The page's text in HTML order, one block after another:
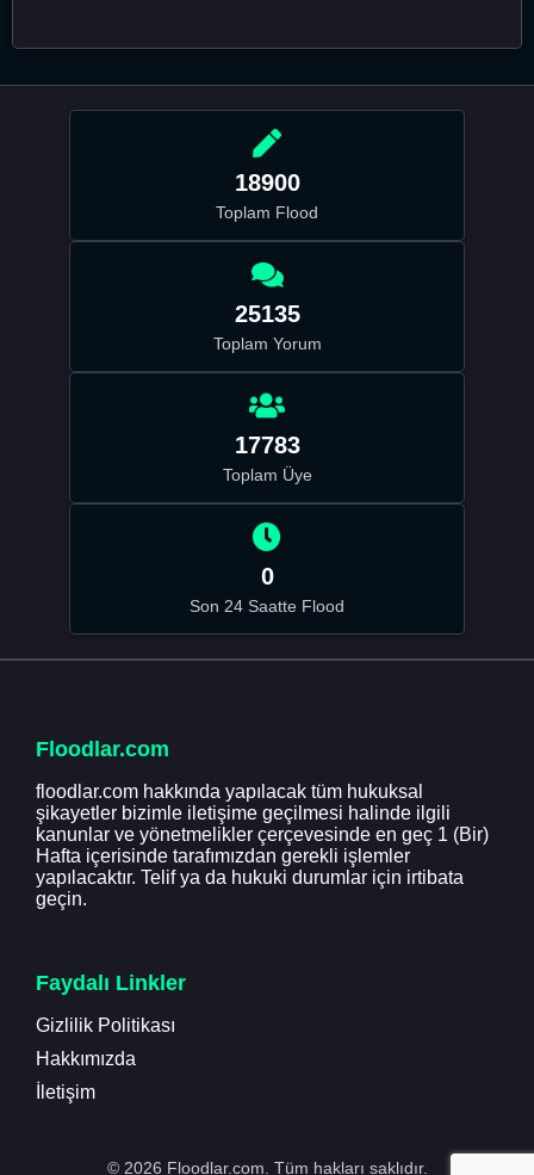
18900
Toplam Flood
25135
Toplam Yorum
17783
Toplam Üye
0
Son 24 Saatte Flood
Floodlar.com
floodlar.com hakkında yapılacak tüm hukuksal
şikayetler bizimle iletişime geçilmesi halinde ilgili
kanunlar ve yönetmelikler çerçevesinde en geç 1 (Bir)
Hafta içerisinde tarafımızdan gerekli işlemler
yapılacaktır. Telif ya da hukuki durumlar için irtibata
geçin.
Faydalı Linkler
Gizlilik Politikası
Hakkımızda
İletişim
© 2026 Floodlar.com. Tüm hakları saklıdır.